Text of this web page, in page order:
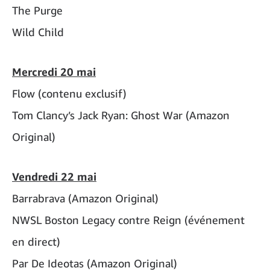
The Purge
Wild Child
Mercredi 20 mai
Flow (contenu exclusif)
Tom Clancy’s Jack Ryan: Ghost War (Amazon
Original)
Vendredi 22 mai
Barrabrava (Amazon Original)
NWSL Boston Legacy contre Reign (événement
en direct)
Par De Ideotas (Amazon Original)